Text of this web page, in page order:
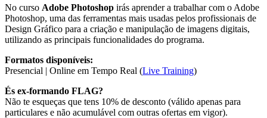
No curso Adobe Photoshop irás aprender a trabalhar com o Adobe
Photoshop, uma das ferramentas mais usadas pelos profissionais de
Design Gráfico para a criação e manipulação de imagens digitais,
utilizando as principais funcionalidades do programa.
Formatos disponíveis:
Presencial | Online em Tempo Real (Live Training)
És ex-formando FLAG?
Não te esqueças que tens 10% de desconto (válido apenas para
particulares e não acumulável com outras ofertas em vigor).